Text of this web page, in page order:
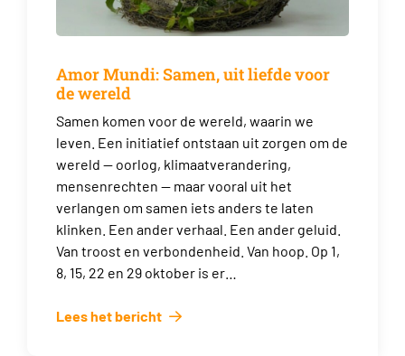
Amor Mundi: Samen, uit liefde voor
de wereld
Samen komen voor de wereld, waarin we
leven. Een initiatief ontstaan uit zorgen om de
wereld — oorlog, klimaatverandering,
mensenrechten — maar vooral uit het
verlangen om samen iets anders te laten
klinken. Een ander verhaal. Een ander geluid.
Van troost en verbondenheid. Van hoop. Op 1,
8, 15, 22 en 29 oktober is er…
Lees het bericht